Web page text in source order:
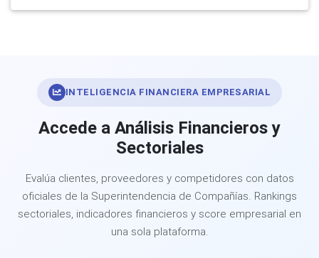
INTELIGENCIA FINANCIERA EMPRESARIAL
Accede a Análisis Financieros y
Sectoriales
Evalúa clientes, proveedores y competidores con datos
oficiales de la Superintendencia de Compañías. Rankings
sectoriales, indicadores financieros y score empresarial en
una sola plataforma.